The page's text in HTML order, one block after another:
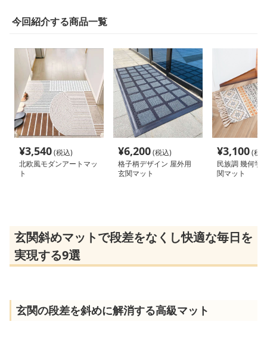
今回紹介する商品一覧
¥3,540(税込)
北欧風モダンアートマッ
ト
¥6,200(税込)
格子柄デザイン 屋外用
玄関マット
¥3,100(税
民族調 幾何学
関マット
玄関斜めマットで段差をなくし快適な毎日を
実現する9選
玄関の段差を斜めに解消する高級マット